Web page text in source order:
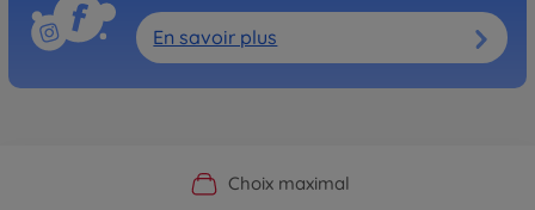
En savoir plus
Boutique officielle du fabricant
Choix maximal
Service personnalisé
Livraison rapide